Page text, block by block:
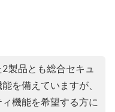
製品とも総合セキュ
を備えていますが、
機能を希望する方に